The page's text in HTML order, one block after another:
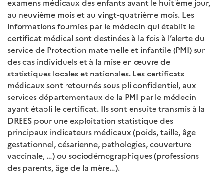
examens médicaux des enfants avant le huitième jour,
au neuvième mois et au vingt-quatrième mois. Les
informations fournies par le médecin qui établit le
certificat médical sont destinées à la fois à l’alerte du
service de Protection maternelle et infantile (PMI) sur
des cas individuels et à la mise en œuvre de
statistiques locales et nationales. Les certificats
médicaux sont retournés sous pli confidentiel, aux
services départementaux de la PMI par le médecin
ayant établi le certificat. Ils sont ensuite transmis à la
DREES pour une exploitation statistique des
principaux indicateurs médicaux (poids, taille, âge
gestationnel, césarienne, pathologies, couverture
vaccinale, …) ou sociodémographiques (professions
des parents, âge de la mère…).